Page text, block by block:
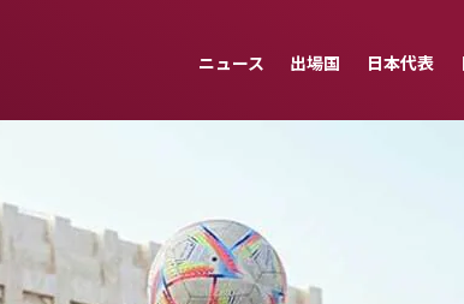
ニュース 出場国 日本代表